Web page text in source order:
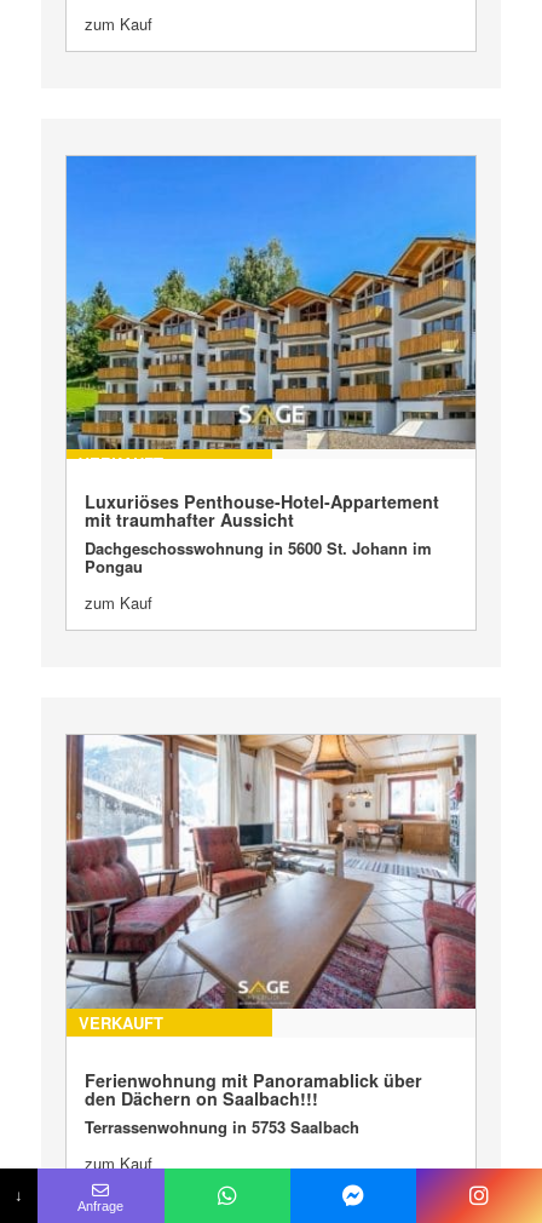
zum Kauf
VERKAUFT
Luxuriöses Penthouse-Hotel-Appartement
mit traumhafter Aussicht
Dachgeschosswohnung in 5600 St. Johann im
Pongau
zum Kauf
VERKAUFT
Ferienwohnung mit Panoramablick über
den Dächern on Saalbach!!!
Terrassenwohnung in 5753 Saalbach
zum Kauf
↓
Anfrage